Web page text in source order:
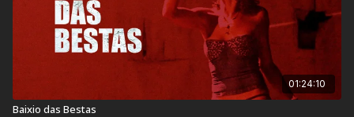
01:24:10
Baixio das Bestas